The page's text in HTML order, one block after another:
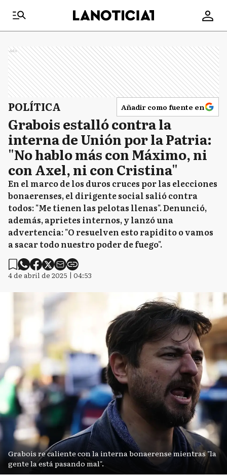
Ads
POLÍTICA Añadir como fuente en
Grabois estalló contra la
interna de Unión por la Patria:
"No hablo más con Máximo, ni
con Axel, ni con Cristina"
En el marco de los duros cruces por las elecciones
bonaerenses, el dirigente social salió contra
todos: "Me tienen las pelotas llenas". Denunció,
además, aprietes internos, y lanzó una
advertencia: "O resuelven esto rapidito o vamos
a sacar todo nuestro poder de fuego".
4 de abril de 2025 | 04:53
Grabois re caliente con la interna bonaerense mientras "la
gente la está pasando mal".